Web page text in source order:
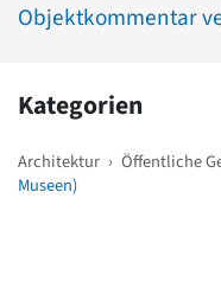
Objektkommentar
Kategorien
Architektur › Öffentliche
Museen)